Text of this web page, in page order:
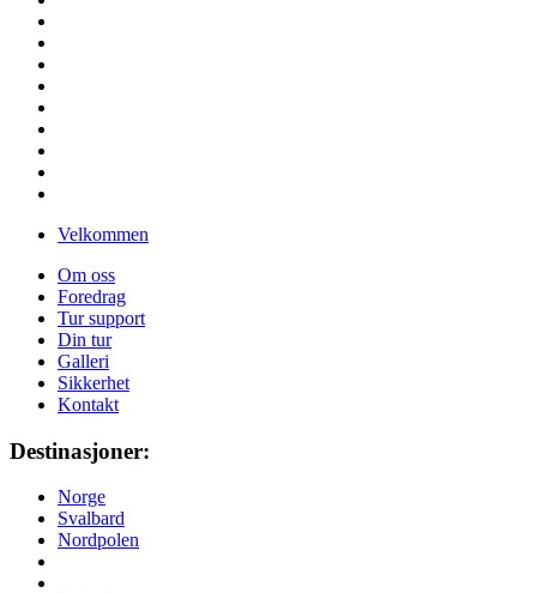
Velkommen
Om oss
Foredrag
Tur support
Din tur
Galleri
Sikkerhet
Kontakt
Destinasjoner:
Norge
Svalbard
Nordpolen